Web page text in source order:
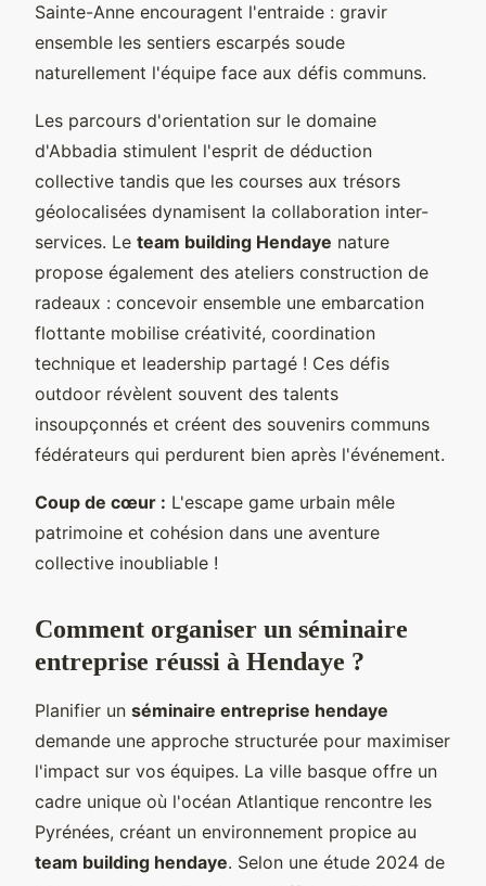
Sainte-Anne encouragent l'entraide : gravir
ensemble les sentiers escarpés soude
naturellement l'équipe face aux défis communs.
Les parcours d'orientation sur le domaine
d'Abbadia stimulent l'esprit de déduction
collective tandis que les courses aux trésors
géolocalisées dynamisent la collaboration inter-
services. Le team building Hendaye nature
propose également des ateliers construction de
radeaux : concevoir ensemble une embarcation
flottante mobilise créativité, coordination
technique et leadership partagé ! Ces défis
outdoor révèlent souvent des talents
insoupçonnés et créent des souvenirs communs
fédérateurs qui perdurent bien après l'événement.
Coup de cœur : L'escape game urbain mêle
patrimoine et cohésion dans une aventure
collective inoubliable !
Comment organiser un séminaire
entreprise réussi à Hendaye ?
Planifier un séminaire entreprise hendaye
demande une approche structurée pour maximiser
l'impact sur vos équipes. La ville basque offre un
cadre unique où l'océan Atlantique rencontre les
Pyrénées, créant un environnement propice au
team building hendaye. Selon une étude 2024 de